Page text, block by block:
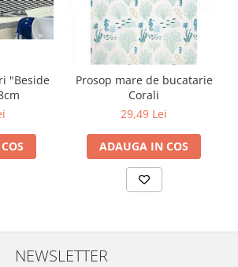
"Beside
Prosop mare de bucatarie
Corali
29,49 Lei
ADAUGA IN COS
NEWSLETTER